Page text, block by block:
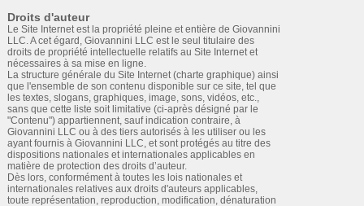
Droits d'auteur
Le Site Internet est la propriété pleine et entière de Giovannini
LLC. A cet égard, Giovannini LLC est le seul titulaire des
droits de propriété intellectuelle relatifs au Site Internet et
nécessaires à sa mise en ligne.
La structure générale du Site Internet (charte graphique) ainsi
que l'ensemble de son contenu disponible sur ce site, tel que
les textes, slogans, graphiques, image, sons, vidéos, etc.,
sans que cette liste soit limitative (ci-après désigné par le
"Contenu") appartiennent, sauf indication contraire, à
Giovannini LLC ou à des tiers autorisés à les utiliser ou les
ayant fournis à Giovannini LLC, et sont protégés au titre des
dispositions nationales et internationales applicables en
matière de protection des droits d’auteur.
Dès lors, conformément à toutes les lois nationales et
internationales relatives aux droits d'auteurs applicables,
toute représentation, reproduction, modification, dénaturation